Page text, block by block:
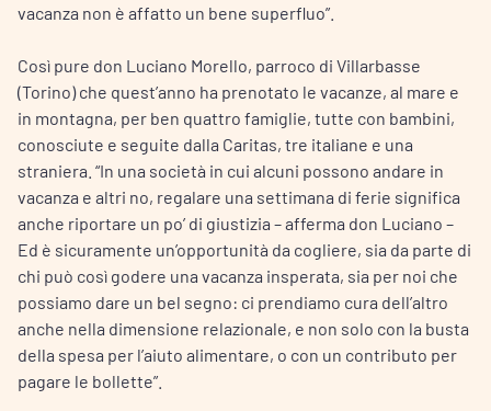
vacanza non è affatto un bene superfluo”.
Così pure don Luciano Morello, parroco di Villarbasse
(Torino) che quest’anno ha prenotato le vacanze, al mare e
in montagna, per ben quattro famiglie, tutte con bambini,
conosciute e seguite dalla Caritas, tre italiane e una
straniera. “In una società in cui alcuni possono andare in
vacanza e altri no, regalare una settimana di ferie significa
anche riportare un po’ di giustizia – afferma don Luciano –
Ed è sicuramente un’opportunità da cogliere, sia da parte di
chi può così godere una vacanza insperata, sia per noi che
possiamo dare un bel segno: ci prendiamo cura dell’altro
anche nella dimensione relazionale, e non solo con la busta
della spesa per l’aiuto alimentare, o con un contributo per
pagare le bollette”.